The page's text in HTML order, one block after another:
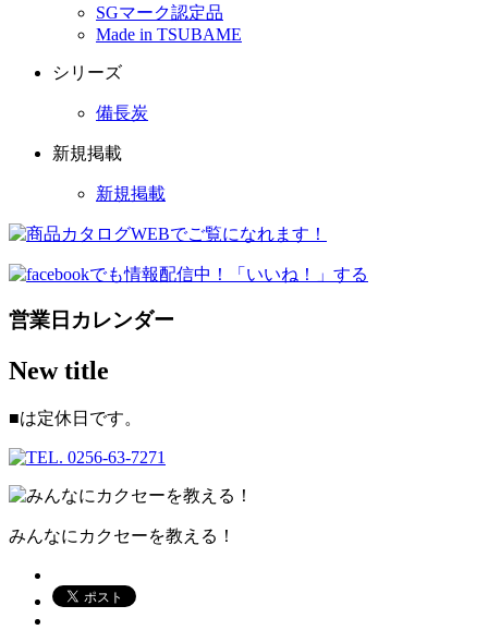
SGマーク認定品
Made in TSUBAME
シリーズ
備長炭
新規掲載
新規掲載
営業日カレンダー
New title
■は定休日です。
みんなにカクセーを教える！